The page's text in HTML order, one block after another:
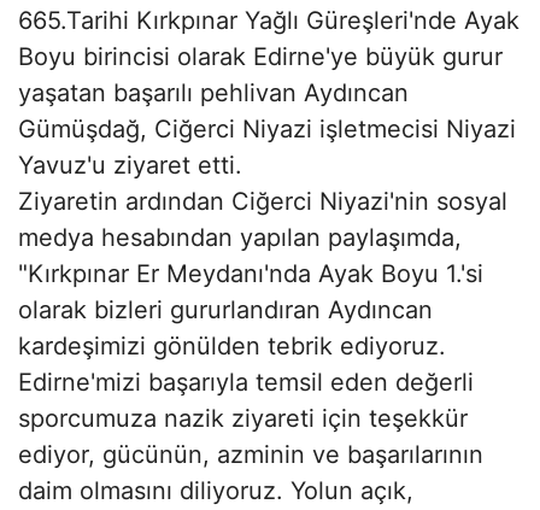
665.Tarihi Kırkpınar Yağlı Güreşleri'nde Ayak
Boyu birincisi olarak Edirne'ye büyük gurur
yaşatan başarılı pehlivan Aydıncan
Gümüşdağ, Ciğerci Niyazi işletmecisi Niyazi
Yavuz'u ziyaret etti.
Ziyaretin ardından Ciğerci Niyazi'nin sosyal
medya hesabından yapılan paylaşımda,
"Kırkpınar Er Meydanı'nda Ayak Boyu 1.'si
olarak bizleri gururlandıran Aydıncan
kardeşimizi gönülden tebrik ediyoruz.
Edirne'mizi başarıyla temsil eden değerli
sporcumuza nazik ziyareti için teşekkür
ediyor, gücünün, azminin ve başarılarının
daim olmasını diliyoruz. Yolun açık,